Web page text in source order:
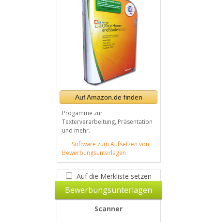
Auf Amazon.de finden
Progamme zur
Texterverarbeitung, Präsentation
und mehr.
Software zum Aufsetzen von
Bewerbungsunterlagen
Auf die Merkliste setzen
Bewerbungsunterlagen
Scanner